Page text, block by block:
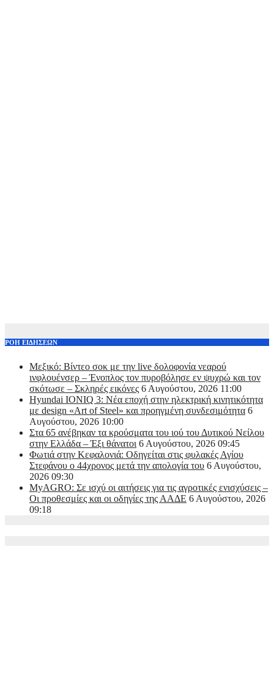
ΡΟΗ ΕΙΔΗΣΕΩΝ
Μεξικό: Βίντεο σοκ με την live δολοφονία νεαρού
ινφλουένσερ – Ένοπλος τον πυροβόλησε εν ψυχρώ και τον
σκότωσε – Σκληρές εικόνες 6 Αυγούστου, 2026 11:00
Hyundai IONIQ 3: Νέα εποχή στην ηλεκτρική κινητικότητα
με design «Art of Steel» και προηγμένη συνδεσιμότητα 6
Αυγούστου, 2026 10:00
Στα 65 ανέβηκαν τα κρούσματα του ιού του Δυτικού Νείλου
στην Ελλάδα – Έξι θάνατοι 6 Αυγούστου, 2026 09:45
Φωτιά στην Κεφαλονιά: Οδηγείται στις φυλακές Αγίου
Στεφάνου ο 44χρονος μετά την απολογία του 6 Αυγούστου,
2026 09:30
MyAGRO: Σε ισχύ οι αιτήσεις για τις αγροτικές ενισχύσεις –
Οι προθεσμίες και οι οδηγίες της ΑΑΔΕ 6 Αυγούστου, 2026
09:18